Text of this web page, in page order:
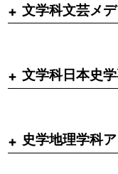
文学科文芸メ
文学科日本史
史学地理学科